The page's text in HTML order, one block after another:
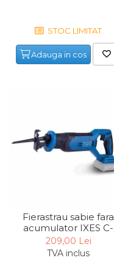
Elastice
Intretinere & Cosmetica
auto
Surubelnite
Scule Tamplarie
Baroase
Set Biti
STOC LIMITAT
Adauga in cos
Fierastrau sabie fara
acumulator IXES C-
RS100-X Scheppach
5909243900, 20 V,
209,00 Lei
TVA inclus